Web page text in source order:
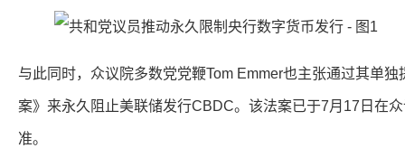
与此同时，众议院多数党党鞭Tom Emmer也主张通过其单
案》来永久阻止美联储发行CBDC。该法案已于7月17日在
准。